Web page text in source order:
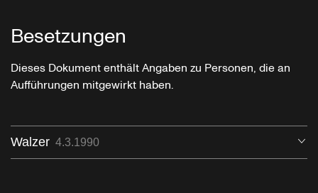
Besetzungen
Dieses Dokument enthält Angaben zu Personen, die an
Aufführungen mitgewirkt haben.
Walzer 4.3.1990